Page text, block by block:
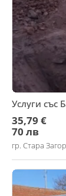
Услуги със
35,79 €
70 лв
гр. Стара